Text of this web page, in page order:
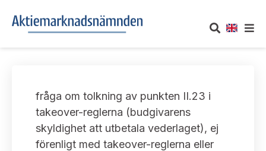
Om oss
Vårt uppdrag
UTTALANDEN
Om nämndens uttalanden
TAKEOVER-REGLER
fråga om tolkning av punkten II.23 i
takeover-reglerna (budgivarens
skyldighet att utbetala vederlaget), ej
förenligt med takeover-reglerna eller